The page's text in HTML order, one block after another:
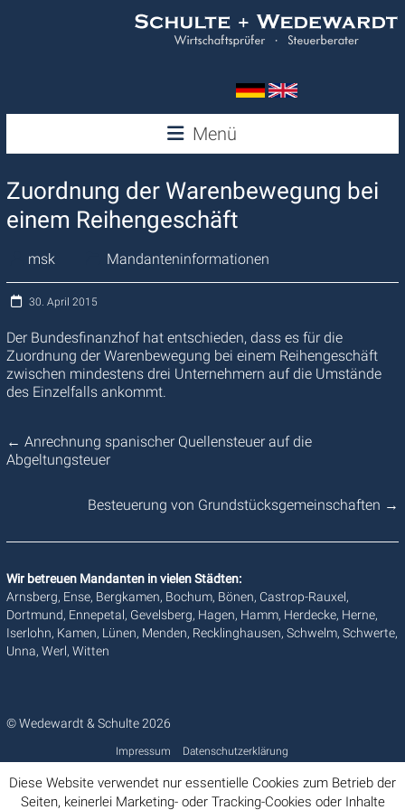
Wedewardt
&
Schulte
Menü
Zuordnung der Warenbewegung bei
einem Reihengeschäft
msk Mandanteninformationen
30. April 2015
Der Bundesfinanzhof hat entschieden, dass es für die
Zuordnung der Warenbewegung bei einem Reihengeschäft
zwischen mindestens drei Unternehmern auf die Umstände
des Einzelfalls ankommt.
← Anrechnung spanischer Quellensteuer auf die
Abgeltungsteuer
Besteuerung von Grundstücksgemeinschaften →
Wir betreuen Mandanten in vielen Städten:
Arnsberg, Ense, Bergkamen, Bochum, Bönen, Castrop-Rauxel,
Dortmund, Ennepetal, Gevelsberg, Hagen, Hamm, Herdecke, Herne,
Iserlohn, Kamen, Lünen, Menden, Recklinghausen, Schwelm, Schwerte,
Unna, Werl, Witten
© Wedewardt & Schulte 2026
Impressum Datenschutzerklärung
Diese Website verwendet nur essentielle Cookies zum Betrieb der
Seiten, keinerlei Marketing- oder Tracking-Cookies oder Inhalte